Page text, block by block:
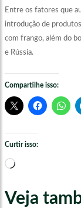
Entre os fatores que
introdução de
com frango, além do
e Rússia.
Compartilhe isso:
Curtir isso:
Carregando...
Veja